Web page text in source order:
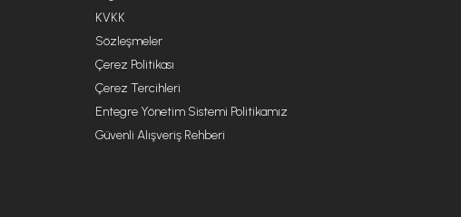
KVKK
Sözleşmeler
Çerez Politikası
Çerez Tercihleri
Entegre Yönetim Sistemi Politikamız
Güvenli Alışveriş Rehberi